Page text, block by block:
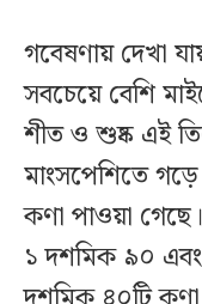
গবেষণায় দেখা
সবচেয়ে বেশি
শীত ও শুষ্ক এই
মাংসপেশিতে গড়ে
কণা পাওয়া
১ দশমিক ৯০